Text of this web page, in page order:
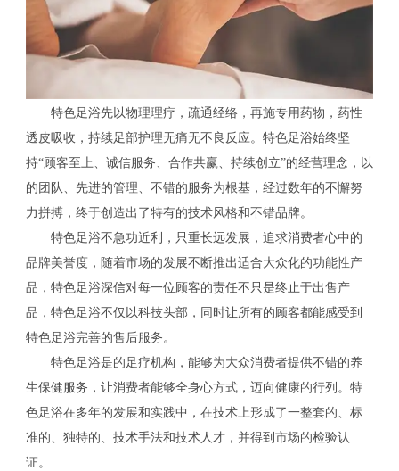
特色足浴先以物理理疗，疏通经络，再施专用药物，药性
透皮吸收，持续足部护理无痛无不良反应。特色足浴始终坚
持“顾客至上、诚信服务、合作共赢、持续创立”的经营理念，以
的团队、先进的管理、不错的服务为根基，经过数年的不懈努
力拼搏，终于创造出了特有的技术风格和不错品牌。
特色足浴不急功近利，只重长远发展，追求消费者心中的
品牌美誉度，随着市场的发展不断推出适合大众化的功能性产
品，特色足浴深信对每一位顾客的责任不只是终止于出售产
品，特色足浴不仅以科技头部，同时让所有的顾客都能感受到
特色足浴完善的售后服务。
特色足浴是的足疗机构，能够为大众消费者提供不错的养
生保健服务，让消费者能够全身心方式，迈向健康的行列。特
色足浴在多年的发展和实践中，在技术上形成了一整套的、标
准的、独特的、技术手法和技术人才，并得到市场的检验认
证。